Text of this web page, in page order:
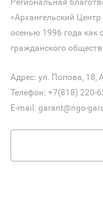
Региональная
«Архангельский
осенью 1996 года как
гражданского
Адрес: ул. Попова, 18,
Телефон: +7(818) 220-
E-mail: garant@ngo-